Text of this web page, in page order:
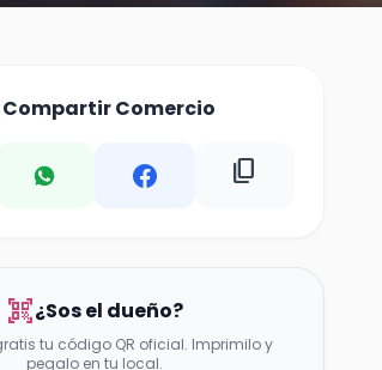
Compartir Comercio
content_copy
qr_code_scanner¿Sos el dueño?
tu código QR oficial. Imprimilo y
pegalo en tu local.